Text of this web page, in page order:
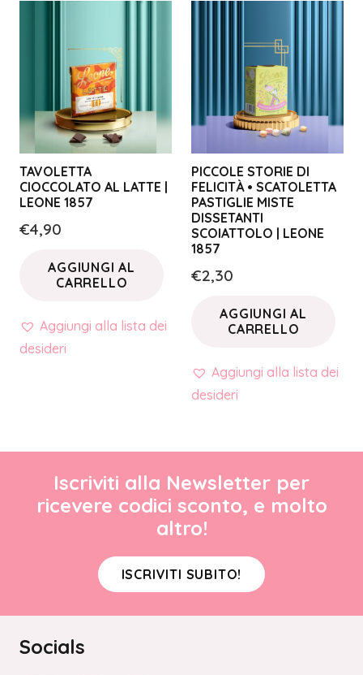
TAVOLETTA
CIOCCOLATO AL LATTE |
LEONE 1857
€4,90
AGGIUNGI AL
CARRELLO
Aggiungi alla lista dei
desideri
PICCOLE STORIE DI
FELICITÀ • SCATOLETTA
PASTIGLIE MISTE
DISSETANTI
SCOIATTOLO | LEONE
1857
€2,30
AGGIUNGI AL
CARRELLO
Aggiungi alla lista dei
desideri
Iscriviti alla Newsletter per
ricevere codici sconto, e molto
altro!
ISCRIVITI SUBITO!
Socials